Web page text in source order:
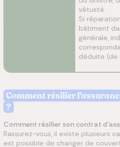
vétusté.
Si
bâtiment
générale,
déduite (de
Comment résilier
?
Comment résilier son contrat
Rassurez-vous, il existe plusieurs
est possible de changer de